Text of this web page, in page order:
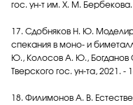
гос. ун-т им. Х. М. Бербекова.
17. Сдобняков Н. Ю.
спекания в моно- и
Ю., Колосов А. Ю., Богданов
Тверского гос. ун-та, 2021. -
18. Филимонов А. В.